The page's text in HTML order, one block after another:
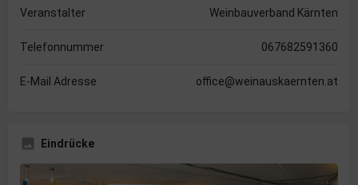
Veranstalter Weinbauverband Kärnten
Telefonnummer 067682591360
E-Mail Adresse office@weinauskaernten.at
Eindrücke